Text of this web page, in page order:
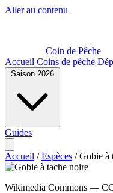
Aller au contenu
Coin de Pêche
Accueil Coins de pêche
Saison 2026
Guides
Accueil / Espèces / Gobie à
Wikimedia Commons —